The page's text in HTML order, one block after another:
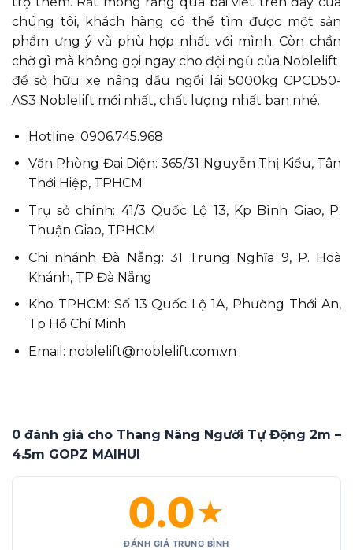
chúng tôi, khách hàng có thể tìm được một sản
phẩm ưng ý và phù hợp nhất với mình. Còn chần
chờ gì mà không gọi ngay cho đội ngũ của Noblelift
để sở hữu xe nâng dầu ngồi lái 5000kg CPCD50-
AS3 Noblelift mới nhất, chất lượng nhất bạn nhé.
Hotline: 0906.745.968
Văn Phòng Đại Diện: 365/31 Nguyễn Thị Kiểu, Tân
Thới Hiệp, TPHCM
Trụ sở chính: 41/3 Quốc Lộ 13, Kp Bình Giao, P.
Thuận Giao, TPHCM
Chi nhánh Đà Nẵng: 31 Trung Nghĩa 9, P. Hoà
Khánh, TP Đà Nẵng
Kho TPHCM: Số 13 Quốc Lộ 1A, Phường Thới An,
Tp Hồ Chí Minh
Email: noblelift@noblelift.com.vn
0 đánh giá cho Thang Nâng Người Tự Động 2m –
4.5m GOPZ MAIHUI
0.0★
ĐÁNH GIÁ TRUNG BÌNH